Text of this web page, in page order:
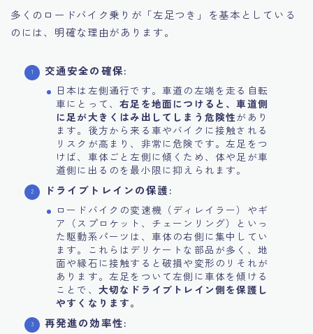
多くのロードバイク乗りが「左足つき」を基本としている
のには、明確な理由があります。
交通安全の確保:
日本は左側通行です。車道の左端を走る自転
車にとって、右足を地面につけると、車道側
に足が大きくはみ出してしまう危険性があり
ます。後方から来る車やバイクに接触される
リスクが高まり、非常に危険です。左足をつ
けば、車体ごと左側に傾くため、体や足が車
道側に出るのを最小限に抑えられます。
ドライブトレインの保護:
ロードバイクの変速機（ディレイラー）やギ
ア（スプロケット、チェーンリング）といっ
た駆動系パーツは、車体の右側に集中してい
ます。これらはデリケートな部品が多く、地
面や縁石に接触すると破損や変形のリそれが
あります。左足をついて左側に車体を傾ける
ことで、 大切なドライブトレイン側を保護し
やすくなります。
再発進の効率性: